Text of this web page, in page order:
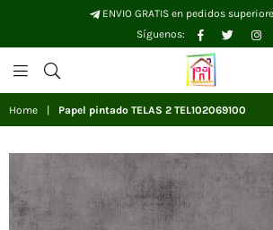
ENVIO GRATIS en pedidos
Síguenos:
FacebookTwitter
Papelhogar
Home Papel pintado TELAS 2 TEL102069100